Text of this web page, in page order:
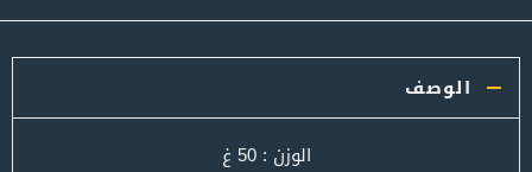
الوصف
الوزن : 50 غ